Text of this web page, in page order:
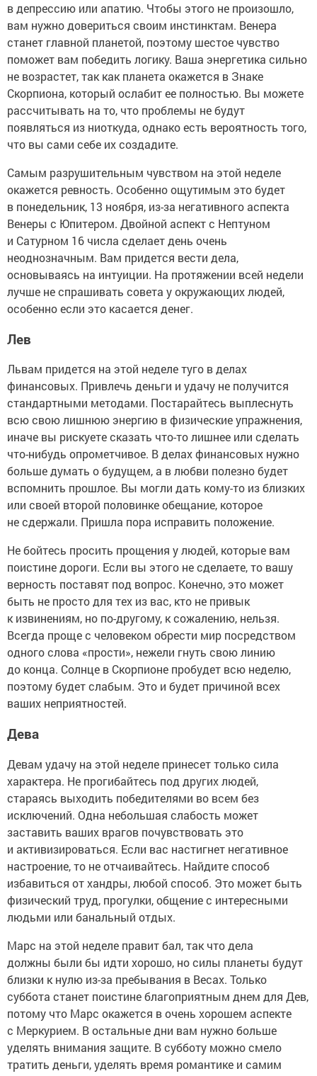
в депрессию или апатию. Чтобы этого не произошло,
вам нужно довериться своим инстинктам. Венера
станет главной планетой, поэтому шестое чувство
поможет вам победить логику. Ваша энергетика сильно
не возрастет, так как планета окажется в Знаке
Скорпиона, который ослабит ее полностью. Вы можете
рассчитывать на то, что проблемы не будут
появляться из ниоткуда, однако есть вероятность того,
что вы сами себе их создадите.
Самым разрушительным чувством на этой неделе
окажется ревность. Особенно ощутимым это будет
в понедельник, 13 ноября, из-за негативного аспекта
Венеры с Юпитером. Двойной аспект с Нептуном
и Сатурном 16 числа сделает день очень
неоднозначным. Вам придется вести дела,
основываясь на интуиции. На протяжении всей недели
лучше не спрашивать совета у окружающих людей,
особенно если это касается денег.
Лев
Львам придется на этой неделе туго в делах
финансовых. Привлечь деньги и удачу не получится
стандартными методами. Постарайтесь выплеснуть
всю свою лишнюю энергию в физические упражнения,
иначе вы рискуете сказать что-то лишнее или сделать
что-нибудь опрометчивое. В делах финансовых нужно
больше думать о будущем, а в любви полезно будет
вспомнить прошлое. Вы могли дать кому-то из близких
или своей второй половинке обещание, которое
не сдержали. Пришла пора исправить положение.
Не бойтесь просить прощения у людей, которые вам
поистине дороги. Если вы этого не сделаете, то вашу
верность поставят под вопрос. Конечно, это может
быть не просто для тех из вас, кто не привык
к извинениям, но по-другому, к сожалению, нельзя.
Всегда проще с человеком обрести мир посредством
одного слова «прости», нежели гнуть свою линию
до конца. Солнце в Скорпионе пробудет всю неделю,
поэтому будет слабым. Это и будет причиной всех
ваших неприятностей.
Дева
Девам удачу на этой неделе принесет только сила
характера. Не прогибайтесь под других людей,
стараясь выходить победителями во всем без
исключений. Одна небольшая слабость может
заставить ваших врагов почувствовать это
и активизироваться. Если вас настигнет негативное
настроение, то не отчаивайтесь. Найдите способ
избавиться от хандры, любой способ. Это может быть
физический труд, прогулки, общение с интересными
людьми или банальный отдых.
Марс на этой неделе правит бал, так что дела
должны были бы идти хорошо, но силы планеты будут
близки к нулю из-за пребывания в Весах. Только
суббота станет поистине благоприятным днем для Дев,
потому что Марс окажется в очень хорошем аспекте
с Меркурием. В остальные дни вам нужно больше
уделять внимания защите. В субботу можно смело
тратить деньги, уделять время романтике и самим